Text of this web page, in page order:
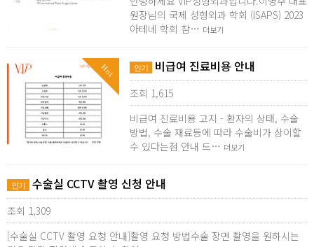
원장님의 국제 성형외과 학회 (ISAPS) 2023
아테네 학회 참… 더보기
Hot 인기 비급여 진료비용 안내
조회 1,615
비급여 진료비용 고지 - 환자의 상태, 수술
방법, 수술 재료등에 따라 수술비가 상이할
수 있다는점 안내 드… 더보기
인기 수술실 CCTV 촬영 신청 안내
조회 1,309
[수술실 CCTV 촬영 요청 안내]촬영 요청 방법수술 장면 촬영을 원하시는